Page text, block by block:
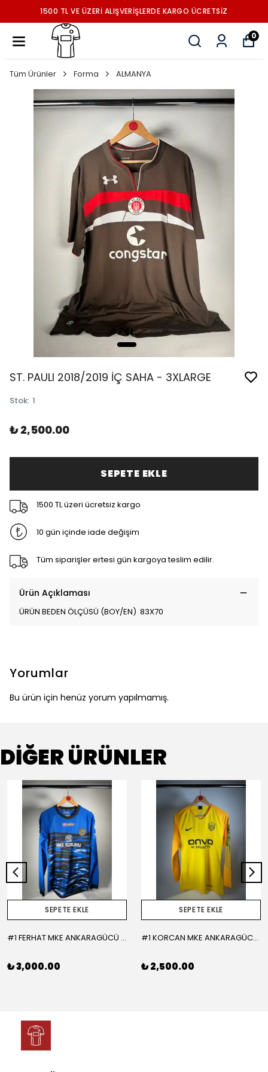
1500 TL VE ÜZERİ ALIŞVERİŞLERDE KARGO ÜCRETSİZ
0
Tüm Ürünler Forma ALMANYA
ST. PAULI 2018/2019 İÇ SAHA - 3XLARGE
Stok: 1
₺ 2,500.00
SEPETE EKLE
1500 TL üzeri ücretsiz kargo
10 gün içinde iade değişim
Tüm siparişler ertesi gün kargoya teslim edilir.
Ürün Açıklaması
ÜRÜN BEDEN ÖLÇÜSÜ (BOY/EN) 83X70
Yorumlar
Bu ürün için henüz yorum yapılmamış.
DİĞER ÜRÜNLER
SEPETE EKLE
#1 FERHAT MKE ANKARAGÜCÜ 2015-2016 KALECİ - LARGE
₺ 3,000.00
SEPETE EKLE
#1 KORCAN MKE ANKARAGÜCÜ 2019-2020 KALECİ - MEDIUM
₺ 2,500.00